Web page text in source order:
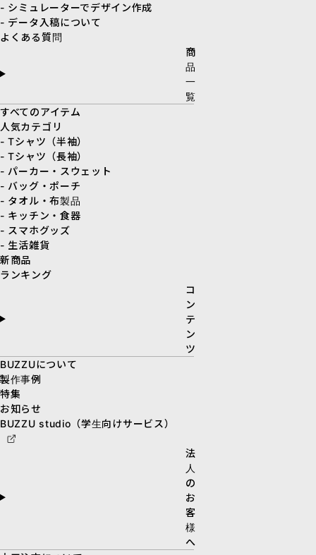
- シミュレーターでデザイン作成
- データ入稿について
よくある質問
商
品
一
覧
すべてのアイテム
人気カテゴリ
- Tシャツ（半袖）
- Tシャツ（長袖）
- パーカー・スウェット
- バッグ・ポーチ
- タオル・布製品
- キッチン・食器
- スマホグッズ
- 生活雑貨
新商品
ランキング
コ
ン
テ
ン
ツ
BUZZUについて
製作事例
特集
お知らせ
BUZZU studio（学生向けサービス）
法
人
の
お
客
様
へ